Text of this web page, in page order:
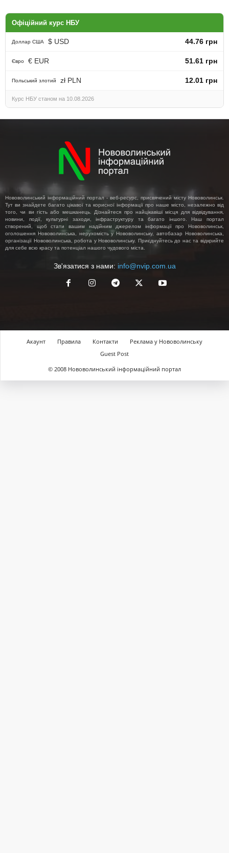
Офіційний курс НБУ
Доллар США $ USD 44.76 грн
Євро € EUR 51.61 грн
Польський злотий zł PLN 12.01 грн
Курс НБУ станом на 10.08.2026
Нововолинський інформаційний портал - веб-ресурс, присвячений місту Нововолинськ.
Тут ви знайдете багато цікавої та корисної інформації про наше місто, незалежно від
того, чи ви гість або мешканець. Дізнайтеся про найцікавіші місця для відвідування,
новини, події, культурні заходи, інфраструктуру та багато іншого. Наш портал
створений, щоб стати вашим надійним джерелом інформації про Нововолинськ,
оголошення Нововолинська, нерухомість у Нововолинську, автобазар Нововолинська,
організації Нововолинська, робота у Нововолинську. Приєднуйтесь до нас та відкрийте
для себе всю красу та потенціал нашого чудового міста.
Зв'язатися з нами: info@nvip.com.ua
Акаунт Правила Контакти
Реклама у Нововолинську
Guest Post
© 2008 Нововолинський інформаційний портал